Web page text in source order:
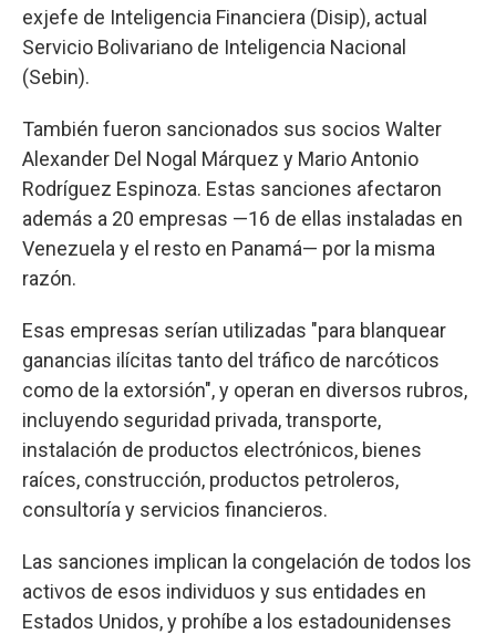
exjefe de Inteligencia Financiera (Disip), actual
Servicio Bolivariano de Inteligencia Nacional
(Sebin).
También fueron sancionados sus socios Walter
Alexander Del Nogal Márquez y Mario Antonio
Rodríguez Espinoza. Estas sanciones afectaron
además a 20 empresas —16 de ellas instaladas en
Venezuela y el resto en Panamá— por la misma
razón.
Esas empresas serían utilizadas "para blanquear
ganancias ilícitas tanto del tráfico de narcóticos
como de la extorsión", y operan en diversos rubros,
incluyendo seguridad privada, transporte,
instalación de productos electrónicos, bienes
raíces, construcción, productos petroleros,
consultoría y servicios financieros.
Las sanciones implican la congelación de todos los
activos de esos individuos y sus entidades en
Estados Unidos, y prohíbe a los estadounidenses